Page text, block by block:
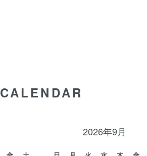
CALENDAR
2026年9月